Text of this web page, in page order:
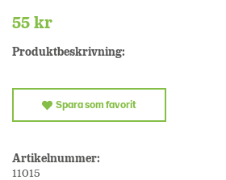
55 kr
Produktbeskrivning:
Spara som favorit
Artikelnummer:
11015